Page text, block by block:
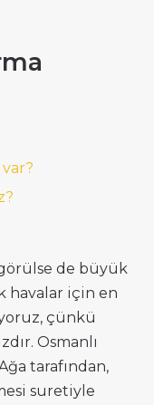
de büyük
havalar için en
çünkü
Osmanlı
tarafından,
suretiyle